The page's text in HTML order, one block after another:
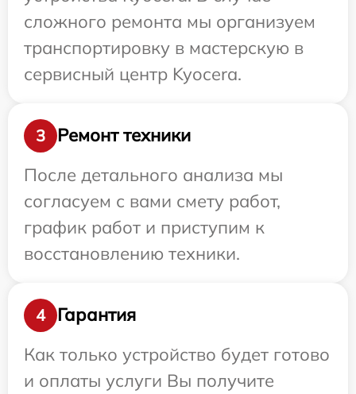
сложного ремонта мы организуем
транспортировку в мастерскую в
сервисный центр Kyocera.
3
Ремонт техники
После детального анализа мы
согласуем с вами смету работ,
график работ и приступим к
восстановлению техники.
4
Гарантия
Как только устройство будет готово
и оплаты услуги Вы получите